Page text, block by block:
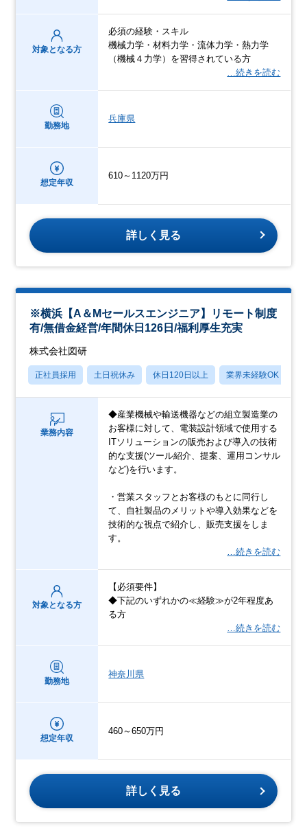
対象となる方
必須の経験・スキル
機械力学・材料力学・流体力学・熱力学
（機械４力学）を習得されている方
…続きを読む
勤務地
兵庫県
想定年収
610～1120万円
詳しく見る
※横浜【A＆Mセールスエンジニア】リモート制度
有/無借金経営/年間休日126日/福利厚生充実
株式会社図研
正社員採用 土日祝休み 休日120日以上 業界未経験OK
業務内容
◆産業機械や輸送機器などの組立製造業の
お客様に対して、電装設計領域で使用する
ITソリューションの販売および導入の技術
的な支援(ツール紹介、提案、運用コンサル
など)を行います。
・営業スタッフとお客様のもとに同行し
て、自社製品のメリットや導入効果などを
技術的な視点で紹介し、販売支援をしま
す。
…続きを読む
対象となる方
【必須要件】
◆下記のいずれかの≪経験≫が2年程度あ
る方
…続きを読む
勤務地
神奈川県
想定年収
460～650万円
詳しく見る